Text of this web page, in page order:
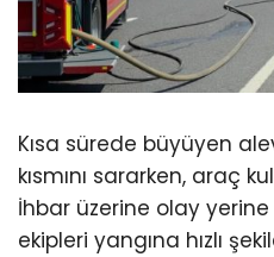
Kısa sürede büyüyen
kısmını sararken, araç
İhbar üzerine olay
ekipleri yangına hızlı